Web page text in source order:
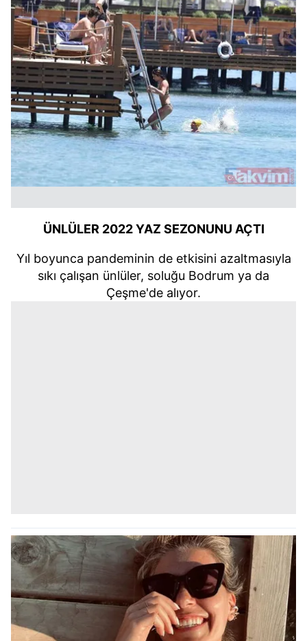
verileriniz işlenmekte olup gerekli olan çerezler bilgi
toplumu hizmetlerinin sunulması amacıyla
kullanılmaktadır. Diğer çerezler, sitemizin daha işlevsel
kılınması ve kişiselleştirilmesi ve sizlere yönelik
reklam/pazarlama faaliyetlerinin yapılması, amaçlarıyla
sınırlı olarak açık rızanız dahilinde kullanılacaktır.
Çerezlere ilişkin tercihlerinizi aşağıda yer alan panel
vasıtasıyla belirleyebilirsiniz. Çerezlere ilişkin detaylı bilgi
için Ayarlar butonuna tıklayabilir,Çerez Bilgilendirme
Metnimizi ziyaret edebilirsiniz.
hazırlanmış Aydınlatma Metnimizi okumak ve sitemizde
almak için lütfentıklayınız .
ÜNLÜLER 2022 YAZ SEZONUNU AÇTI
Yıl boyunca pandeminin de etkisini azaltmasıyla
sıkı çalışan ünlüler, soluğu Bodrum ya da
Çeşme'de alıyor.